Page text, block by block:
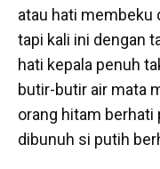
atau hati membeku
tapi kali ini dengan
hati kepala penuh
butir-butir air mata
orang hitam berhati
dibunuh si putih